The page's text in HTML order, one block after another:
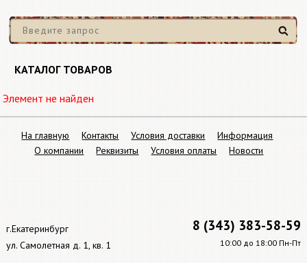
Найти
КАТАЛОГ ТОВАРОВ
Элемент не найден
8 (343) 383-58-59
10:00 до 18:00 Пн-Пт
г.Екатеринбург
ул. Самолетная д. 1, кв. 1
На главную Контакты Условия доставки
Информация
О компании
Реквизиты Условия оплаты Новости